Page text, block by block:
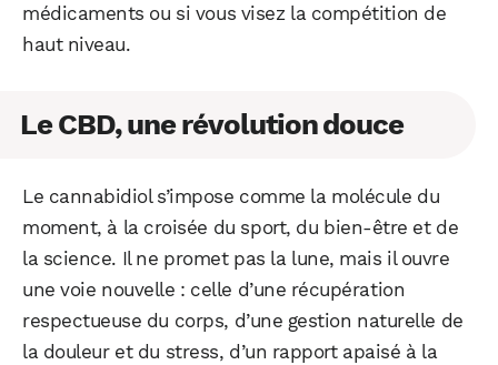
médicaments ou si vous visez la compétition de
haut niveau.
Le CBD, une révolution douce
Le cannabidiol s’impose comme la molécule du
moment, à la croisée du sport, du bien-être et de
la science. Il ne promet pas la lune, mais il ouvre
une voie nouvelle : celle d’une récupération
respectueuse du corps, d’une gestion naturelle de
la douleur et du stress, d’un rapport apaisé à la